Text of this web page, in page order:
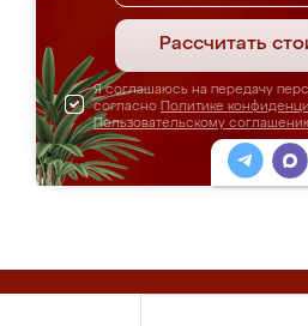
Рассчитать
Я соглашаюсь на передачу
согласно Политике
Пользовательскому